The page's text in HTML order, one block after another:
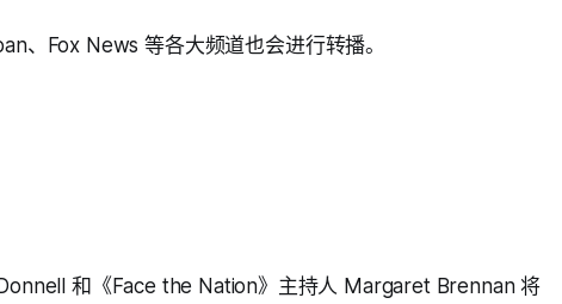
、Fox News 等各大频道也会进行转播。
和《Face the Nation》主持人 Margaret Brennan 将